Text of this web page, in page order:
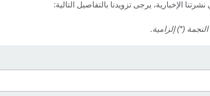
الإخبارية، يرجى تزويدنا بالتفاصيل التالية:
(*) إلزامية.